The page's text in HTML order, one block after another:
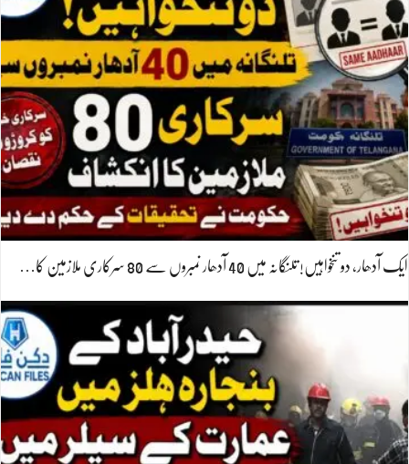
ایک آدھار، دو تنخواہیں! تلنگانہ میں 40 آدھار نمبروں سے 80 سرکاری ملازمین کا…